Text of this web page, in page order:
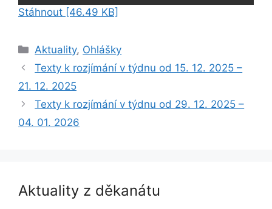
Stáhnout [46.49 KB]
Rubriky
Aktuality, Ohlášky
Texty k rozjímání v týdnu od 15. 12. 2025 –
21. 12. 2025
Texty k rozjímání v týdnu od 29. 12. 2025 –
04. 01. 2026
Aktuality z děkanátu